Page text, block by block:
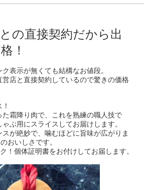
の直接契約だから出
！
表示が無くても結構なお値段。
営店と直接契約しているので驚きの価格
た霜降り肉で、これを熟練の職人技で
ぶ用にスライスしてお届けします。
が絶妙で、噛むほどに旨味が広がりま
おいしさです。
！個体証明書をお付けしてお届します。